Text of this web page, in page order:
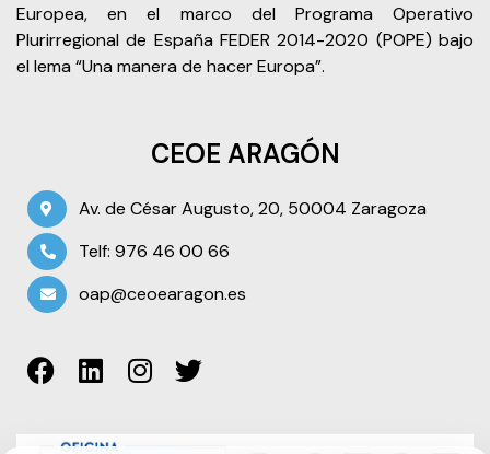
Europea, en el marco del Programa Operativo
Plurirregional de España FEDER 2014-2020 (POPE) bajo
el lema “Una manera de hacer Europa”.
CEOE ARAGÓN
Av. de César Augusto, 20, 50004 Zaragoza
Telf: 976 46 00 66
oap@ceoearagon.es